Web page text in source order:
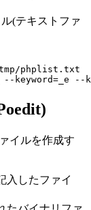
(テキストファ
phplist.txt
イルを作成す
入したファイ